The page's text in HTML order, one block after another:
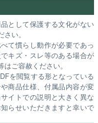
として保護する文化がない
い。
て慣らし動作が必要であっ
キズ・スレ等のある場合が
ご容赦ください。
を閲覧する形となっている
商品仕様、付属品内容が変
イトでの説明と大きく異な
らせいただきますと幸いで